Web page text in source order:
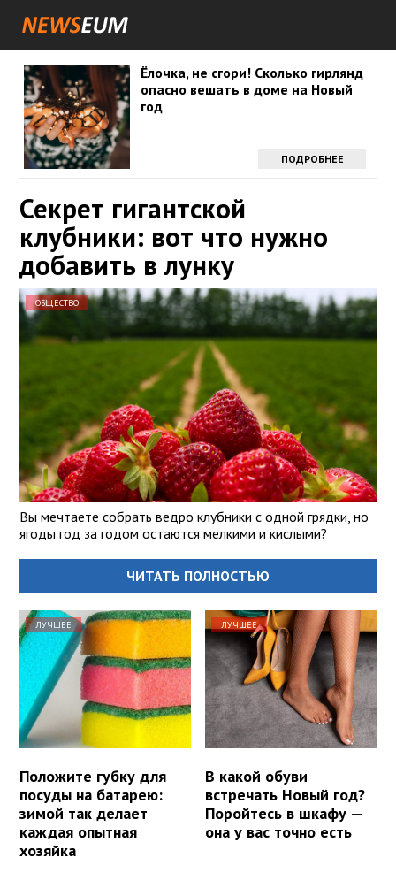
Ёлочка, не сгори! Сколько гирлянд
опасно вешать в доме на Новый
год
ПОДРОБНЕЕ
Секрет гигантской
клубники: вот что нужно
добавить в лунку
ОБЩЕСТВО
Вы мечтаете собрать ведро клубники с одной грядки, но
ягоды год за годом остаются мелкими и кислыми?
ЧИТАТЬ ПОЛНОСТЬЮ
ЛУЧШЕЕ
Положите губку для
посуды на батарею:
зимой так делает
каждая опытная
хозяйка
ЛУЧШЕЕ
В какой обуви
встречать Новый год?
Поройтесь в шкафу —
она у вас точно есть